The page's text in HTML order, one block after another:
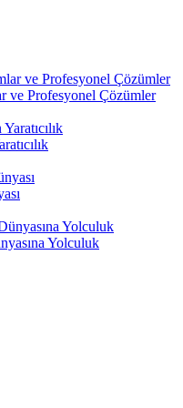
Öne Çıkmak
Dünyada Markanızı
ve Kaliteli
Maksimize Edin
Dijital Dünyada
Alesta Medya İle
Öncüsü
ve Profesyonel Çözümler
Yolculuk